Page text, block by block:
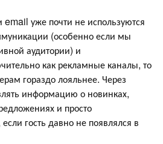
уже почти не используются
(особенно если мы
аудитории) и
как рекламные каналы, то
гораздо лояльнее. Через
информацию о новинках,
и просто
гость давно не появлялся в